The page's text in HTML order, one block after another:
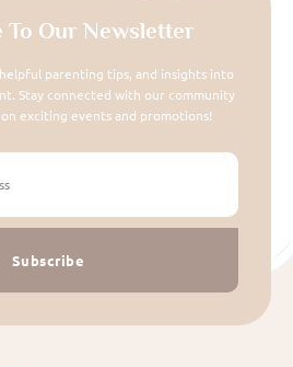
To Our Newsletter
parenting tips, and insights into
Stay connected with our community
exciting events and promotions!
Subscribe